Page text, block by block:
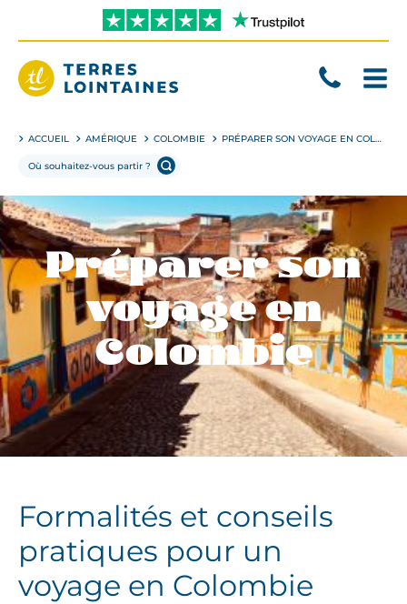
directement
contenu
ACCUEIL AMÉRIQUE COLOMBIE PRÉPARER SON VOYAGE EN COLOMBIE
Préparer son
voyage en
Colombie
Formalités et conseils
pratiques pour un
voyage en Colombie